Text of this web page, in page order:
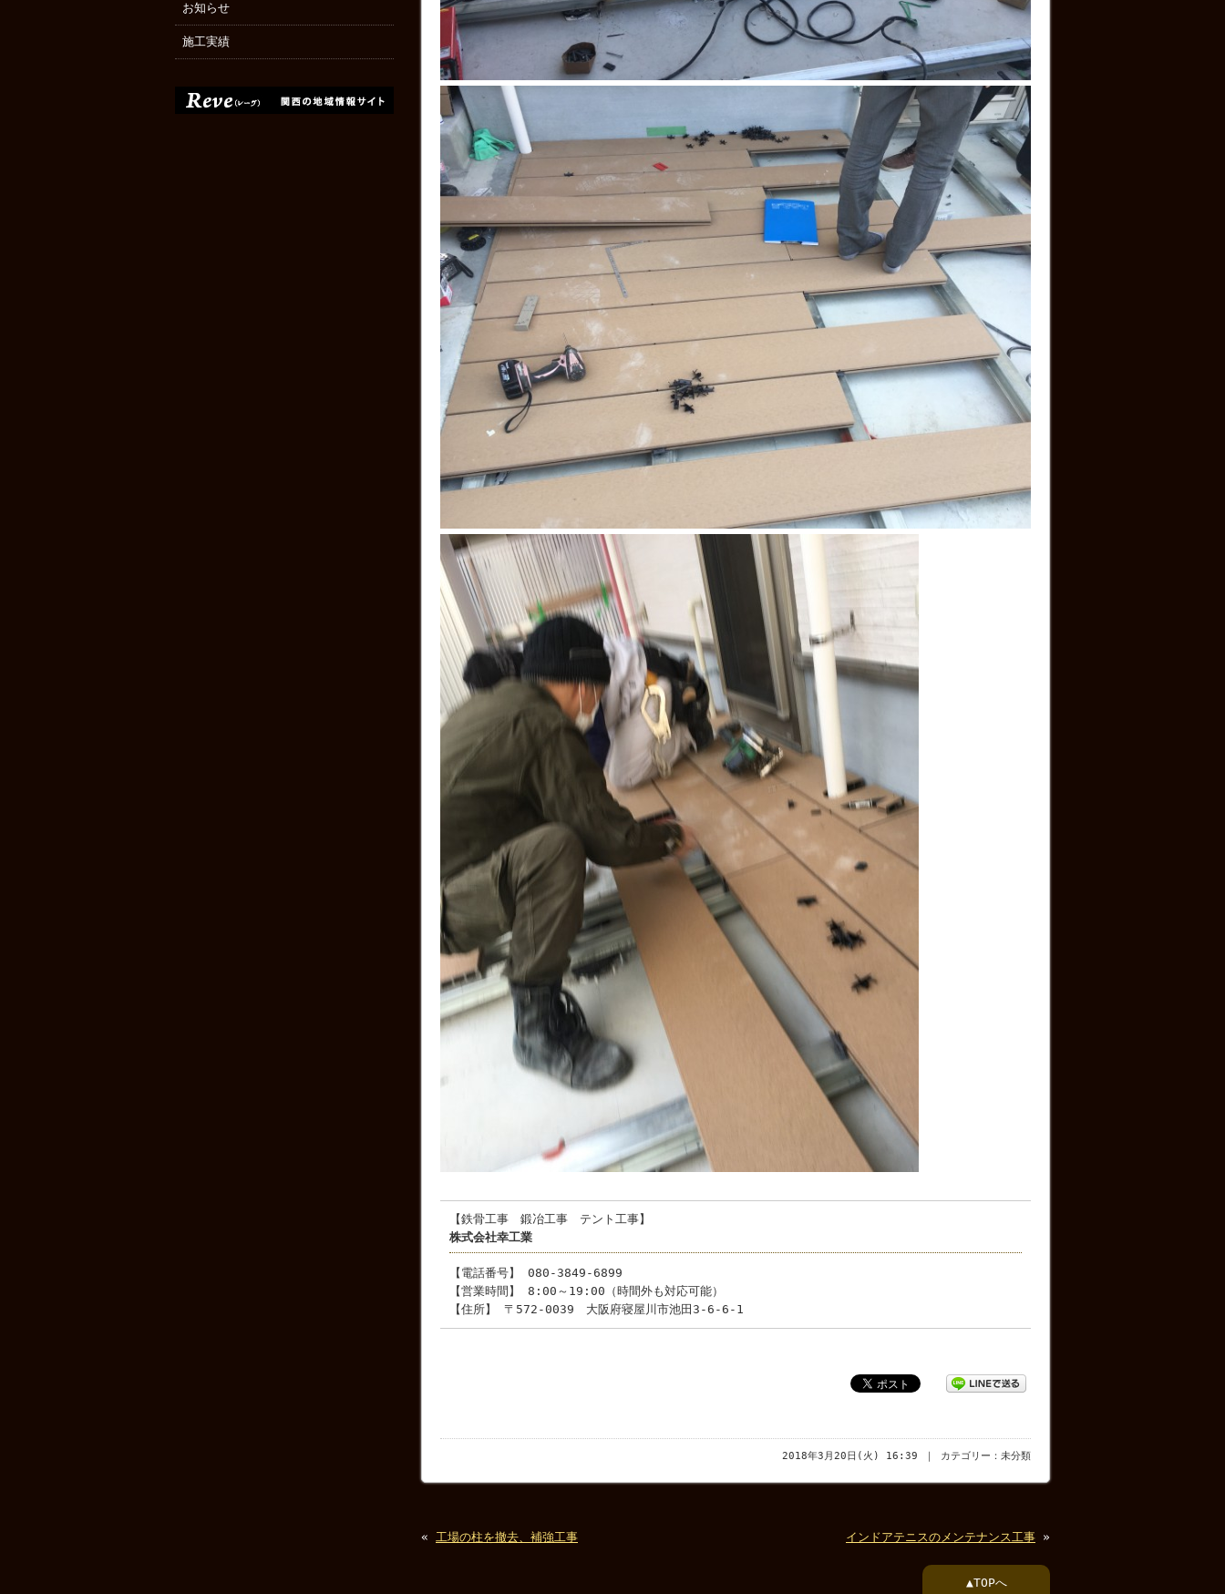
【鉄骨工事 鍛冶工事 テント工事】
株式会社幸工業
【電話番号】 080-3849-6899
【営業時間】 8:00～19:00（時間外も対応可能）
【住所】 〒572-0039 大阪府寝屋川市池田3-6-6-1
2018年3月20日(火) 16:39 ｜ カテゴリー：未分類
« 工場の柱を撤去、補強工事 インドアテニスのメンテナンス工事 »
お知らせ
施工実績
▲TOPへ